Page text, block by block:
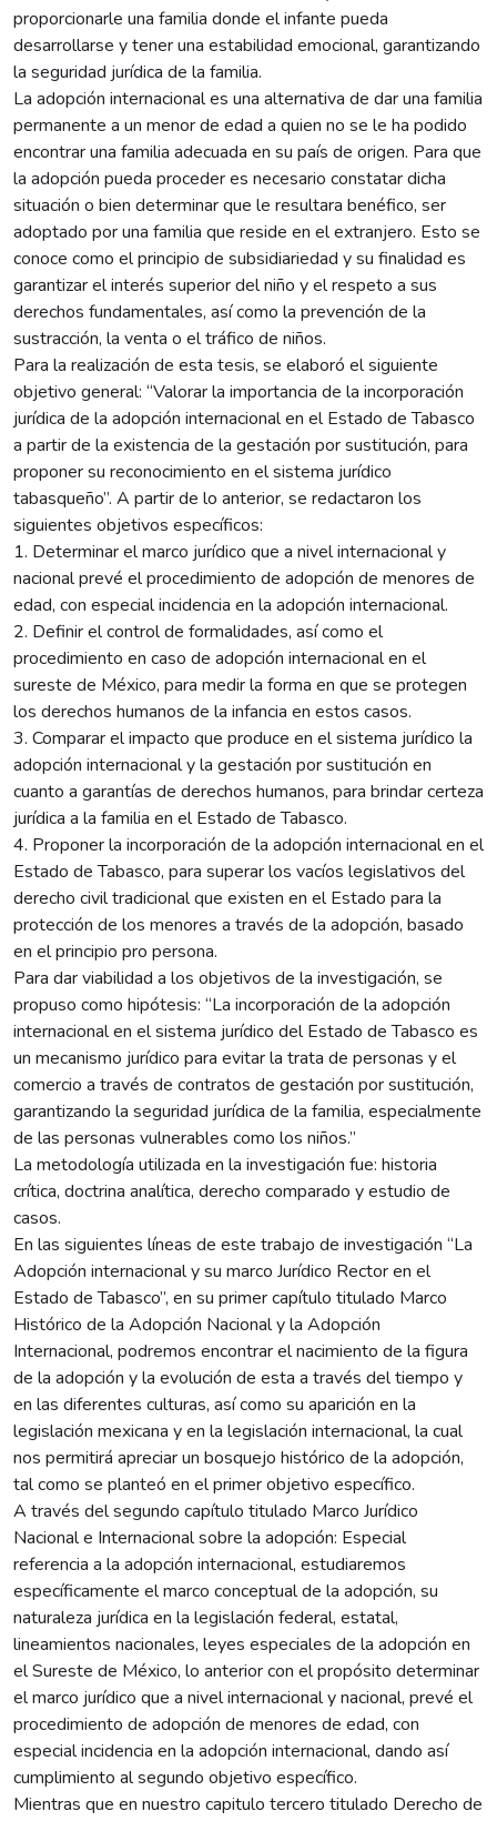
proporcionarle una familia donde el infante pueda
desarrollarse y tener una estabilidad emocional, garantizando
la seguridad jurídica de la familia.
La adopción internacional es una alternativa de dar una familia
permanente a un menor de edad a quien no se le ha podido
encontrar una familia adecuada en su país de origen. Para que
la adopción pueda proceder es necesario constatar dicha
situación o bien determinar que le resultara benéfico, ser
adoptado por una familia que reside en el extranjero. Esto se
conoce como el principio de subsidiariedad y su finalidad es
garantizar el interés superior del niño y el respeto a sus
derechos fundamentales, así como la prevención de la
sustracción, la venta o el tráfico de niños.
Para la realización de esta tesis, se elaboró el siguiente
objetivo general: “Valorar la importancia de la incorporación
jurídica de la adopción internacional en el Estado de Tabasco
a partir de la existencia de la gestación por sustitución, para
proponer su reconocimiento en el sistema jurídico
tabasqueño”. A partir de lo anterior, se redactaron los
siguientes objetivos específicos:
1. Determinar el marco jurídico que a nivel internacional y
nacional prevé el procedimiento de adopción de menores de
edad, con especial incidencia en la adopción internacional.
2. Definir el control de formalidades, así como el
procedimiento en caso de adopción internacional en el
sureste de México, para medir la forma en que se protegen
los derechos humanos de la infancia en estos casos.
3. Comparar el impacto que produce en el sistema jurídico la
adopción internacional y la gestación por sustitución en
cuanto a garantías de derechos humanos, para brindar certeza
jurídica a la familia en el Estado de Tabasco.
4. Proponer la incorporación de la adopción internacional en el
Estado de Tabasco, para superar los vacíos legislativos del
derecho civil tradicional que existen en el Estado para la
protección de los menores a través de la adopción, basado
en el principio pro persona.
Para dar viabilidad a los objetivos de la investigación, se
propuso como hipótesis: “La incorporación de la adopción
internacional en el sistema jurídico del Estado de Tabasco es
un mecanismo jurídico para evitar la trata de personas y el
comercio a través de contratos de gestación por sustitución,
garantizando la seguridad jurídica de la familia, especialmente
de las personas vulnerables como los niños.”
La metodología utilizada en la investigación fue: historia
crítica, doctrina analítica, derecho comparado y estudio de
casos.
En las siguientes líneas de este trabajo de investigación “La
Adopción internacional y su marco Jurídico Rector en el
Estado de Tabasco”, en su primer capítulo titulado Marco
Histórico de la Adopción Nacional y la Adopción
Internacional, podremos encontrar el nacimiento de la figura
de la adopción y la evolución de esta a través del tiempo y
en las diferentes culturas, así como su aparición en la
legislación mexicana y en la legislación internacional, la cual
nos permitirá apreciar un bosquejo histórico de la adopción,
tal como se planteó en el primer objetivo específico.
A través del segundo capítulo titulado Marco Jurídico
Nacional e Internacional sobre la adopción: Especial
referencia a la adopción internacional, estudiaremos
específicamente el marco conceptual de la adopción, su
naturaleza jurídica en la legislación federal, estatal,
lineamientos nacionales, leyes especiales de la adopción en
el Sureste de México, lo anterior con el propósito determinar
el marco jurídico que a nivel internacional y nacional, prevé el
procedimiento de adopción de menores de edad, con
especial incidencia en la adopción internacional, dando así
cumplimiento al segundo objetivo específico.
Mientras que en nuestro capitulo tercero titulado Derecho de